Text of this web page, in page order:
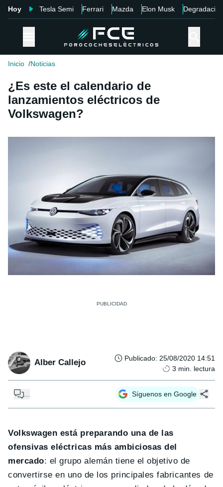
Hoy Tesla Semi Ferrari Mazda Elon Musk Degradación
Inicio Noticias
¿Es este el calendario de
lanzamientos eléctricos de
Volkswagen?
Alber Callejo Publicado: 25/08/2020 14:51
3 min. lectura
Síguenos en Google
Volkswagen está preparando una de las
ofensivas eléctricas más ambiciosas del
mercado: el grupo alemán tiene el objetivo de
convertirse en uno de los principales fabricantes de